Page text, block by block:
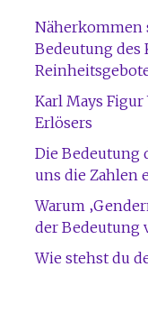
Näherkommen
Bedeutung des
Karl Mays
Erlösers
Die Bedeutung
uns die Zahlen
Warum
der Bedeutung
Wie stehst du